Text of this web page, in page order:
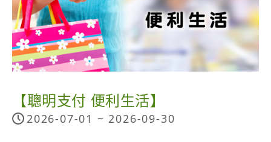
運動之前，平時的正餐
建議每位成年人的進食份量如下：
蛋白質建議分散三餐，穩定攝取，一次至少吃到14
約60公克，或是兩顆蛋、一盒嫩豆腐、或是1/2片鮭
魚肉，都是一餐適合的建議量，再搭配雜糧澱粉、
150點/月，每月總回饋上限300萬點)，不限集團內
通路
點我立即申辦 →https://stcz.tw/7zk9nc
活動詳情 →https://stcz.tw/9959ar
海外消費最高11%，實體加碼不限國家超優惠
國外一般消費2%無上限
【聰明支付 便利生活】
2026-07-01 ~ 2026-09-30